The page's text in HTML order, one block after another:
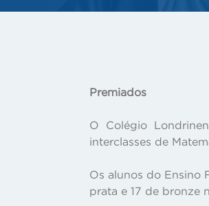
Premiados
O Colégio
interclasses de
Os alunos do Ensino
prata e 17 de bronze